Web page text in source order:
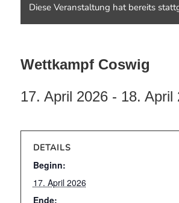
Diese Veranstaltung hat bereits
Wettkampf Coswig
17. April 2026- 18. April
DETAILS
Beginn:
17. April 2026
Ende: